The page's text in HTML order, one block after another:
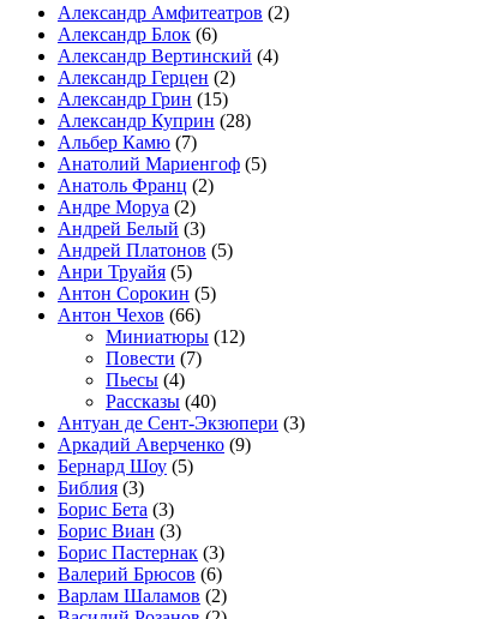
Александр Амфитеатров (2)
Александр Блок (6)
Александр Вертинский (4)
Александр Герцен (2)
Александр Грин (15)
Александр Куприн (28)
Альбер Камю (7)
Анатолий Мариенгоф (5)
Анатоль Франц (2)
Андре Моруа (2)
Андрей Белый (3)
Андрей Платонов (5)
Анри Труайя (5)
Антон Сорокин (5)
Антон Чехов (66)
Миниатюры (12)
Повести (7)
Пьесы (4)
Рассказы (40)
Антуан де Сент-Экзюпери (3)
Аркадий Аверченко (9)
Бернард Шоу (5)
Библия (3)
Борис Бета (3)
Борис Виан (3)
Борис Пастернак (3)
Валерий Брюсов (6)
Варлам Шаламов (2)